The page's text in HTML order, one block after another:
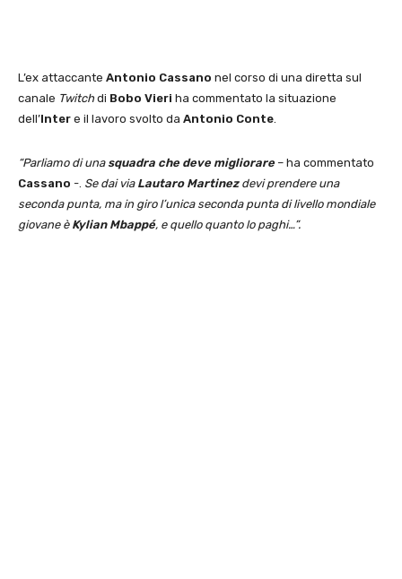
L’ex attaccante Antonio Cassano nel corso di una diretta sul
canale Twitch di Bobo Vieri ha commentato la situazione
dell’Inter e il lavoro svolto da Antonio Conte
“Parliamo di unasquadra che deve migliorare – ha commentato
Cassano -. Se dai via Lautaro Martinezdevi prendere una
seconda punta, ma in giro l’unica seconda punta di livello mondiale
giovane è Kylian Mbappé, e quello quanto lo paghi…”.